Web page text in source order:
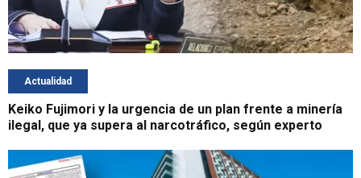
Actualidad
Keiko Fujimori y la urgencia de un plan frente a minería
ilegal, que ya supera al narcotráfico, según experto